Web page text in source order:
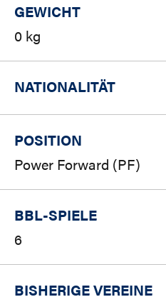
GEWICHT
0 kg
NATIONALITÄT
POSITION
Power Forward (PF)
BBL-SPIELE
6
BISHERIGE VEREINE